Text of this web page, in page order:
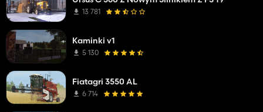
13 781
Kaminki v1
5 130
Fiatagri 3550 AL
6 714